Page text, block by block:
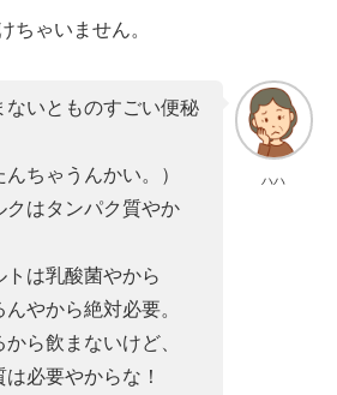
ちゃいません。
ハハ
ないとものすごい便秘
んちゃうんかい。）
クはタンパク質やか
は乳酸菌やから
やから絶対必要。
ら飲まないけど、
必要やからな！